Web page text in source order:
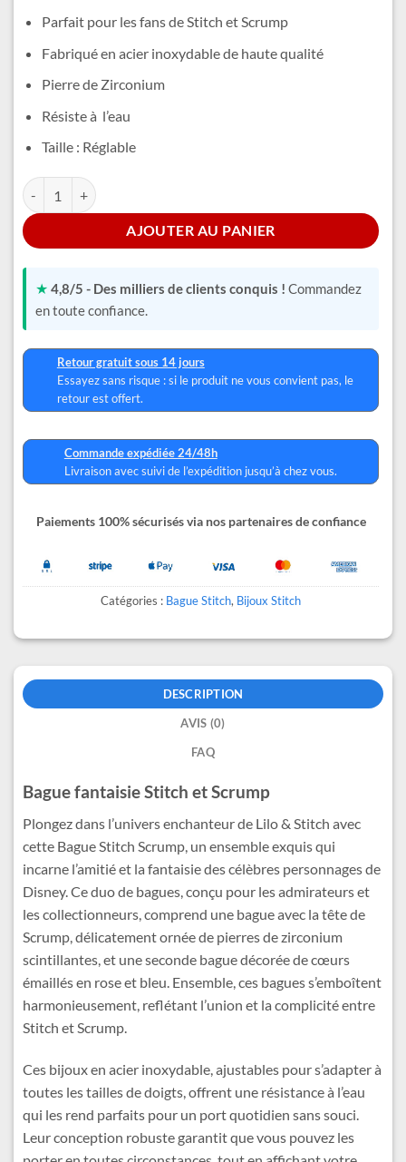
Parfait pour les fans de Stitch et Scrump
Fabriqué en acier inoxydable de haute qualité
Pierre de Zirconium
Résiste à l’eau
Taille : Réglable
quantité de Bague Stitch Scrump
AJOUTER AU PANIER
Alternative:
★ 4,8/5 - Des milliers de clients conquis ! Commandez
en toute confiance.
Retour gratuit sous 14 jours
Essayez sans risque : si le produit ne vous convient pas, le
retour est offert.
Commande expédiée 24/48h
Livraison avec suivi de l’expédition jusqu’à chez vous.
Paiements 100% sécurisés via nos partenaires de confiance
Catégories : Bague Stitch, Bijoux Stitch
DESCRIPTION
AVIS (0)
FAQ
Bague fantaisie Stitch et Scrump
Plongez dans l’univers enchanteur de Lilo & Stitch avec
cette Bague Stitch Scrump, un ensemble exquis qui
incarne l’amitié et la fantaisie des célèbres personnages de
Disney. Ce duo de bagues, conçu pour les admirateurs et
les collectionneurs, comprend une bague avec la tête de
Scrump, délicatement ornée de pierres de zirconium
scintillantes, et une seconde bague décorée de cœurs
émaillés en rose et bleu. Ensemble, ces bagues s’emboîtent
harmonieusement, reflétant l’union et la complicité entre
Stitch et Scrump.
Ces bijoux en acier inoxydable, ajustables pour s’adapter à
toutes les tailles de doigts, offrent une résistance à l’eau
qui les rend parfaits pour un port quotidien sans souci.
Leur conception robuste garantit que vous pouvez les